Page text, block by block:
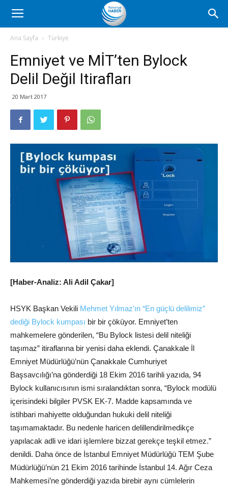
Romanya
Haber
Ana Sayfa Türkiye
Emniyet ve MİT’ten Bylock
Delil Değil Itirafları
20 Mart 2017
[Haber-Analiz: Ali Adil Çakar]
HSYK Başkan Vekili Mehmet Yılmaz’ın “En güçlü delilimiz”
dediği Bylock kumpası bir bir çöküyor. Emniyet’ten
mahkemelere gönderilen, “Bu Bylock listesi delil niteliği
taşımaz” itiraflarına bir yenisi daha eklendi. Çanakkale İl
Emniyet Müdürlüğü’nün Çanakkale Cumhuriyet
Başsavcılığı’na gönderdiği 18 Ekim 2016 tarihli yazıda, 94
Bylock kullanıcısının ismi sıralandıktan sonra, “Bylock modülü
içerisindeki bilgiler PVSK EK-7. Madde kapsamında ve
istihbari mahiyette olduğundan hukuki delil niteliği
taşımamaktadır. Bu nedenle haricen delillendirilmedikçe
yapılacak adli ve idari işlemlere bizzat gerekçe teşkil etmez.”
denildi. Daha önce de İstanbul Emniyet Müdürlüğü TEM Şube
Müdürlüğü’nün 21 Ekim 2016 tarihinde İstanbul 14. Ağır Ceza
Mahkemesi’ne gönderdiği yazıda birebir aynı cümlelerin